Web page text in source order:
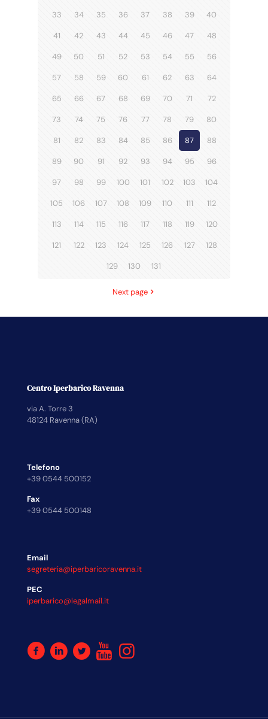
33 34 35 36 37 38 39 40
41 42 43 44 45 46 47 48
49 50 51 52 53 54 55 56
57 58 59 60 61 62 63 64
65 66 67 68 69 70 71 72
73 74 75 76 77 78 79 80
81 82 83 84 85 86 87 88
89 90 91 92 93 94 95 96
97 98 99 100 101 102 103 104
105 106 107 108 109 110 111 112
113 114 115 116 117 118 119 120
121 122 123 124 125 126 127 128
129 130 131
Next page
Centro Iperbarico Ravenna
via A. Torre 3
48124 Ravenna (RA)
Telefono
+39 0544 500152
Fax
+39 0544 500148
Email
segreteria@iperbaricoravenna.it
PEC
iperbarico@legalmail.it